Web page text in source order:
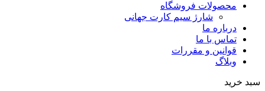
محصولات فروشگاه
شارژ سیم کارت جهانی
درباره ما
تماس با ما
قوانین و مقررات
وبلاگ
سبد خرید